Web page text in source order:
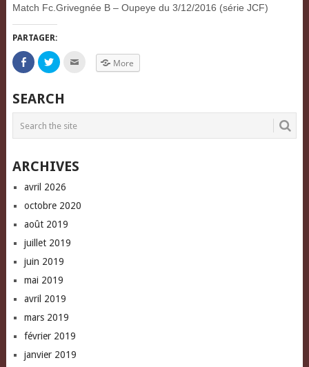
Match Fc.Grivegnée B – Oupeye du 3/12/2016 (série JCF)
PARTAGER:
Click
to
share
Facebook
(Opens
in
window)
Click
to
Twitter
(Opens
in
window)
friend
More
SEARCH
ARCHIVES
avril 2026
octobre 2020
août 2019
juillet 2019
juin 2019
mai 2019
avril 2019
mars 2019
février 2019
janvier 2019